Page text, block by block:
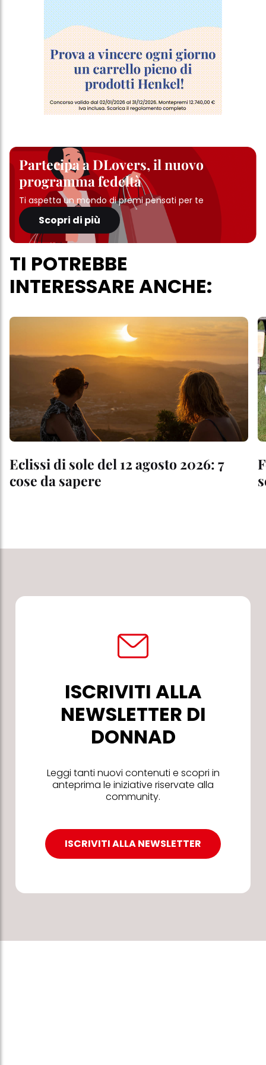
Partecipa a DLovers, il nuovo
programma fedeltà
Ti aspetta un mondo di premi pensati per te
Scopri di più
TI POTREBBE
INTERESSARE ANCHE:
Eclissi di sole del 12 agosto 2026: 7
cose da sapere
ISCRIVITI ALLA
NEWSLETTER DI
DONNAD
Leggi tanti nuovi contenuti e scopri in
anteprima le iniziative riservate alla
community.
ISCRIVITI ALLA NEWSLETTER